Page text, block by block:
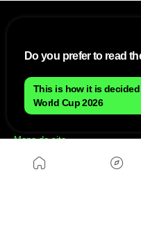
NÓS
Mapa do site
Política de cookies Brasileiro
Anúnciate con nosotros
Do you prefer to read
This is how it is
World Cup 2026